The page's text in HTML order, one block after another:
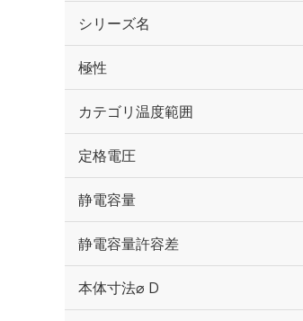
シリーズ名
極性
カテゴリ温度範囲
定格電圧
静電容量
静電容量許容差
本体寸法⌀ D